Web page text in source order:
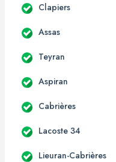
Clapiers
Assas
Teyran
Aspiran
Cabrières
Lacoste 34
Lieuran-Cabrières